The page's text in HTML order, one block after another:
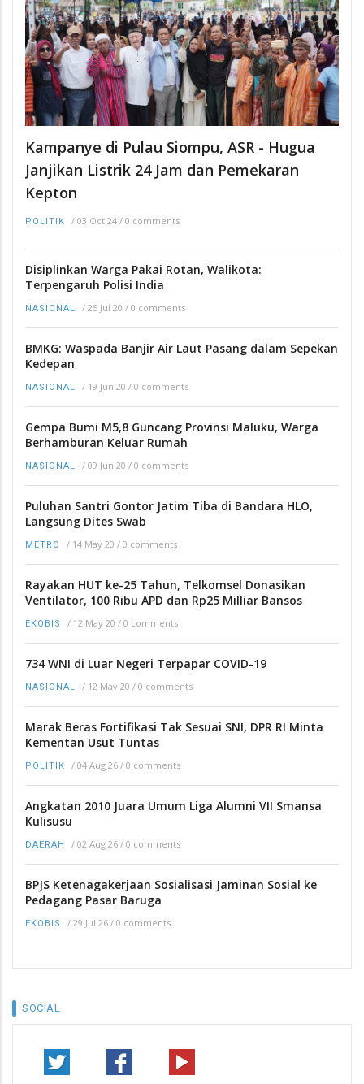
Kampanye di Pulau Siompu, ASR - Hugua
Janjikan Listrik 24 Jam dan Pemekaran
Kepton
POLITIK / 03 Oct 24 / 0 comments
Disiplinkan Warga Pakai Rotan, Walikota:
Terpengaruh Polisi India
NASIONAL / 25 Jul 20 / 0 comments
BMKG: Waspada Banjir Air Laut Pasang dalam Sepekan
Kedepan
NASIONAL / 19 Jun 20 / 0 comments
Gempa Bumi M5,8 Guncang Provinsi Maluku, Warga
Berhamburan Keluar Rumah
NASIONAL / 09 Jun 20 / 0 comments
Puluhan Santri Gontor Jatim Tiba di Bandara HLO,
Langsung Dites Swab
METRO / 14 May 20 / 0 comments
Rayakan HUT ke-25 Tahun, Telkomsel Donasikan
Ventilator, 100 Ribu APD dan Rp25 Milliar Bansos
EKOBIS / 12 May 20 / 0 comments
734 WNI di Luar Negeri Terpapar COVID-19
NASIONAL / 12 May 20 / 0 comments
Marak Beras Fortifikasi Tak Sesuai SNI, DPR RI Minta
Kementan Usut Tuntas
POLITIK / 04 Aug 26 / 0 comments
Angkatan 2010 Juara Umum Liga Alumni VII Smansa
Kulisusu
DAERAH / 02 Aug 26 / 0 comments
BPJS Ketenagakerjaan Sosialisasi Jaminan Sosial ke
Pedagang Pasar Baruga
EKOBIS / 29 Jul 26 / 0 comments
SOCIAL